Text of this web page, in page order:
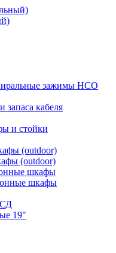
зажимы НСО
запаса кабеля
и стойки
(outdoor)
(outdoor)
шкафы
шкафы
19"